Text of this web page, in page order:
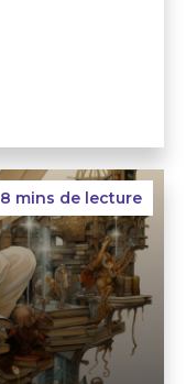
8 mins de lecture